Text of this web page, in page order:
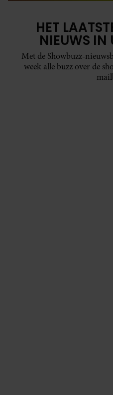
HET
NIEUWS IN
Met de Showbuzz-
week alle buzz over de